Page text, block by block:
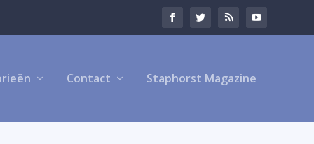
Contact Staphorst Magazine